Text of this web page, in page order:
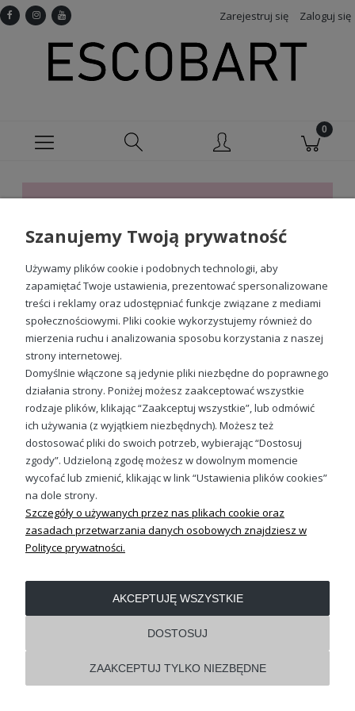
Zarejestruj się Zaloguj się
Ten produkt jest niedostępny.
OBSŁUGA KLIENTA
REGULAMINY
Sprawdź nasze social media
Pokaż pełną wersję strony
Szanujemy Twoją prywatność
Używamy plików cookie i podobnych technologii, aby
zapamiętać Twoje ustawienia, prezentować spersonalizowane
treści i reklamy oraz udostępniać funkcje związane z mediami
społecznościowymi. Pliki cookie wykorzystujemy również do
mierzenia ruchu i analizowania sposobu korzystania z naszej
strony internetowej.
Domyślnie włączone są jedynie pliki niezbędne do poprawnego
działania strony. Poniżej możesz zaakceptować wszystkie
rodzaje plików, klikając “Zaakceptuj wszystkie”, lub odmówić
ich używania (z wyjątkiem niezbędnych). Możesz też
dostosować pliki do swoich potrzeb, wybierając “Dostosuj
zgody”. Udzieloną zgodę możesz w dowolnym momencie
wycofać lub zmienić, klikając w link “Ustawienia plików cookies”
na dole strony.
Szczegóły o używanych przez nas plikach cookie oraz
zasadach przetwarzania danych osobowych znajdziesz w
Polityce prywatności.
ZAAKCEPTUJ TYLKO NIEZBĘDNE
DOSTOSUJ
AKCEPTUJĘ WSZYSTKIE